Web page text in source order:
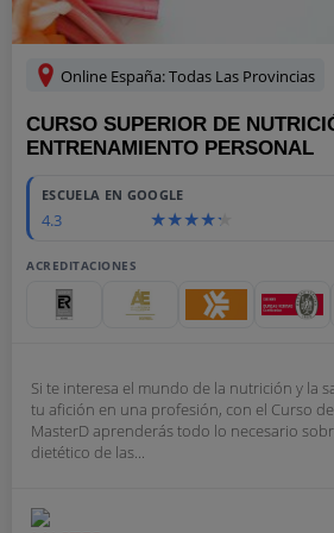
Online España: Todas Las Provincias
CURSO SUPERIOR DE
ENTRENAMIENTO PERSONAL
ESCUELA EN GOOGLE
4.3
ACREDITACIONES
Si te interesa el mundo de la nutrición y la
tu afición en una profesión, con el Curso
MasterD aprenderás todo lo necesario
dietético de las...